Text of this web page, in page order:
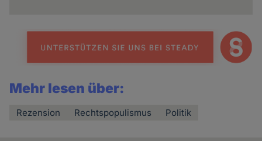
Mehr lesen über:
Rezension Rechtspopulismus Politik